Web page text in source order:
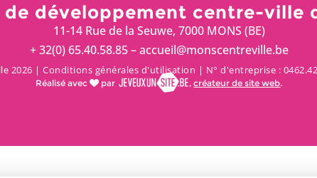
de développement centre-ville
11-14 Rue de la Seuwe, 7000 MONS (BE)
+ 32(0) 65.40.58.85 – accueil@monscentreville.be
2026 |Conditions générales d'utilisation | N° d'entreprise :
Réalisé avec par ,créateur de site web.